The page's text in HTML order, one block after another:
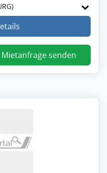
Mietanfrage senden